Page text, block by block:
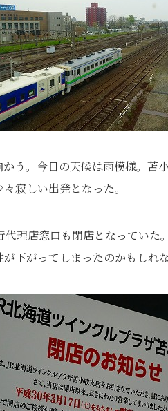
う。今日の天候は雨模様。苫
寂しい出発となった。
理店窓口も閉店となっていた
下がってしまったのかもしれな